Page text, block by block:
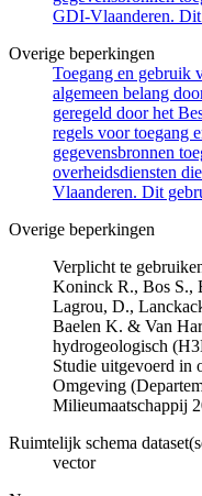
GDI-Vlaanderen.
Overige beperkingen
Toegang en gebruik
algemeen belang
geregeld door het
regels voor toegang
gegevensbronnen
overheidsdiensten
Vlaanderen. Dit
Overige beperkingen
Verplicht te
Koninck R., Bos S.,
Lagrou, D.,
Baelen K. & Van
hydrogeologisch
Studie uitgevoerd in
Omgeving
Milieumaatschappij
Ruimtelijk schema
vector